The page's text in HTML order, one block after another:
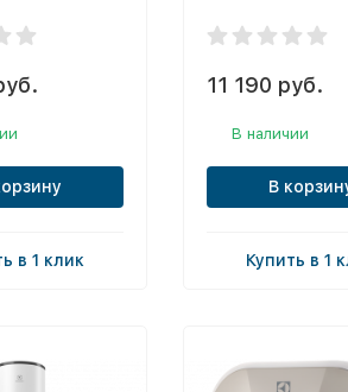
в 1 клик
11 190 руб.
В наличии
В
Купить в 1